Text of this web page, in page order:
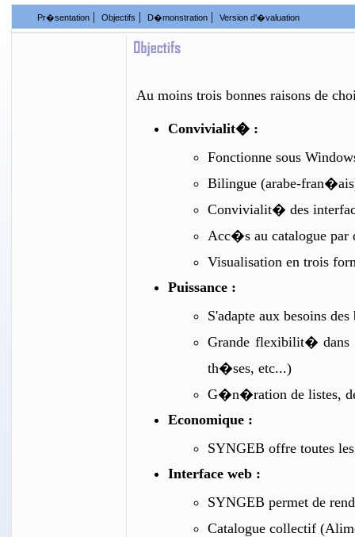
Pr�sentation | Objectifs | D�monstration | Version d'�valuation
Au moins trois bonnes raisons de
Convivialit� :
Fonctionne sous
Bilingue (arabe-
Convivialit� des
Acc�s au catalogue par
Visualisation en trois
Puissance :
S'adapte aux besoins
Grande flexibilit� dans
th�ses, etc...)
G�n�ration de listes,
Economique :
SYNGEB offre toutes
Interface web :
SYNGEB permet de
Catalogue collectif